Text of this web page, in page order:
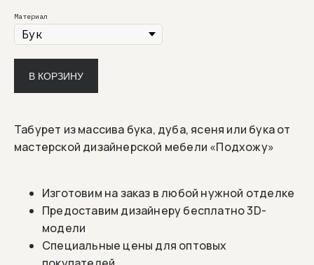
Материал
В КОРЗИНУ
Табурет из массива бука, дуба, ясеня или бука от
мастерской дизайнерской мебели «Подхожу»
Изготовим на заказ в любой нужной отделке
Предоставим дизайнеру бесплатно 3D-
модели
Специальные цены для оптовых